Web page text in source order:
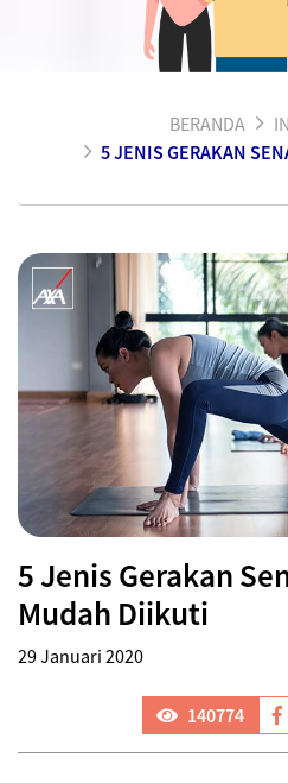
BERANDA
5 Jenis Gerakan
Mudah Diikuti
29 Januari 2020
140774